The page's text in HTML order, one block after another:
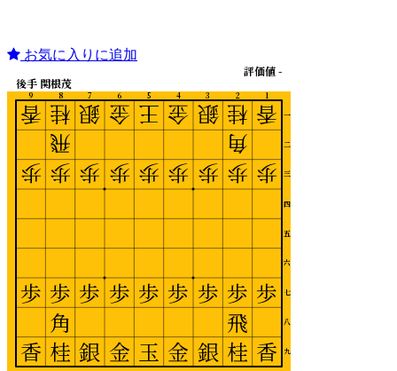
お気に入りに追加
1
2
3
4
5
6
7
8
9
一
二
三
四
五
六
七
八
九
後手 関根茂
評価値 -
香
歩
歩
香
桂
角
歩
歩
飛
桂
銀
歩
歩
銀
金
歩
歩
金
王
歩
歩
玉
金
歩
歩
金
銀
歩
歩
銀
桂
飛
歩
歩
角
桂
香
歩
歩
香